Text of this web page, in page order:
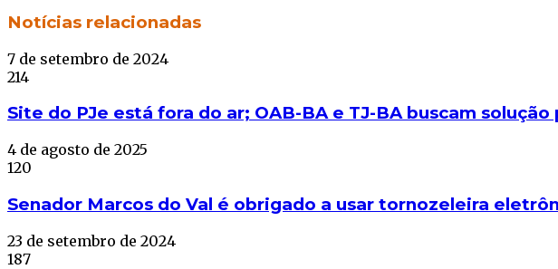
Facebook
Twitter
WhatsApp
Telegram
Notícias relacionadas
7 de setembro de 2024
214
Site do PJe está fora do ar; OAB-BA e TJ-BA buscam
4 de agosto de 2025
120
Senador Marcos do Val é obrigado a usar tornozeleira
23 de setembro de 2024
187